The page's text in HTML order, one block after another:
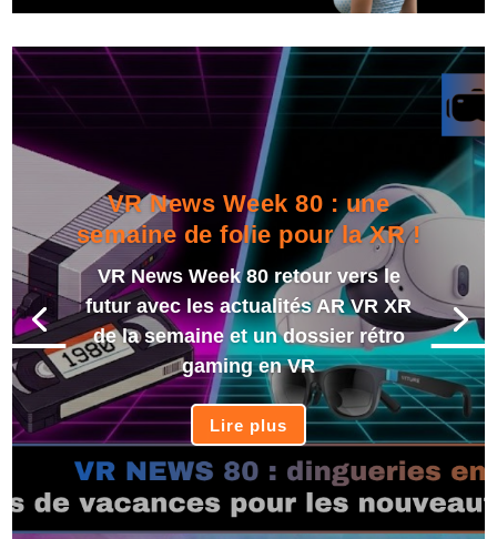
VR News Week 80 : une
semaine de folie pour la XR !
VR News Week 80 retour vers le
futur avec les actualités AR VR XR
de la semaine et un dossier rétro
gaming en VR
Lire plus